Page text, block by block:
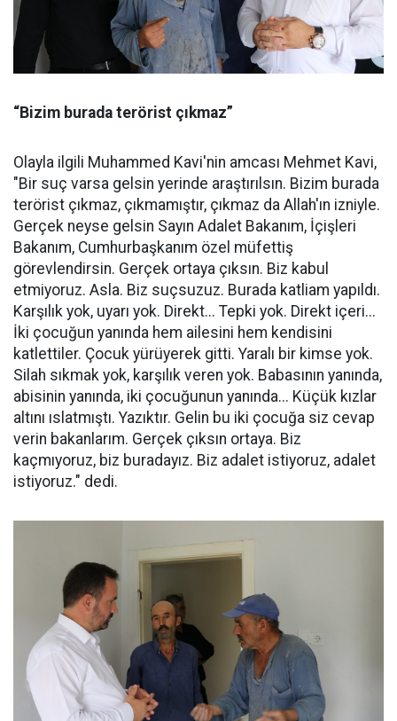
“Bizim burada terörist çıkmaz”
Olayla ilgili Muhammed Kavi'nin amcası Mehmet Kavi,
"Bir suç varsa gelsin yerinde araştırılsın. Bizim burada
terörist çıkmaz, çıkmamıştır, çıkmaz da Allah'ın izniyle.
Gerçek neyse gelsin Sayın Adalet Bakanım, İçişleri
Bakanım, Cumhurbaşkanım özel müfettiş
görevlendirsin. Gerçek ortaya çıksın. Biz kabul
etmiyoruz. Asla. Biz suçsuzuz. Burada katliam yapıldı.
Karşılık yok, uyarı yok. Direkt... Tepki yok. Direkt içeri...
İki çocuğun yanında hem ailesini hem kendisini
katlettiler. Çocuk yürüyerek gitti. Yaralı bir kimse yok.
Silah sıkmak yok, karşılık veren yok. Babasının yanında,
abisinin yanında, iki çocuğunun yanında... Küçük kızlar
altını ıslatmıştı. Yazıktır. Gelin bu iki çocuğa siz cevap
verin bakanlarım. Gerçek çıksın ortaya. Biz
kaçmıyoruz, biz buradayız. Biz adalet istiyoruz, adalet
istiyoruz." dedi.